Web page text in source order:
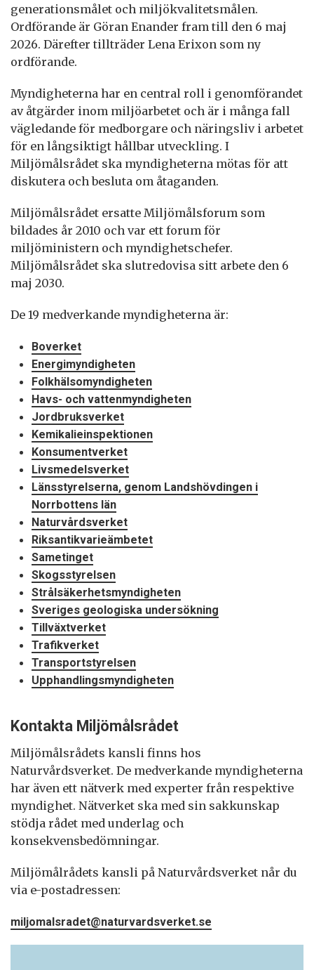
generationsmålet och miljökvalitetsmålen.
Ordförande är Göran Enander fram till den 6 maj
2026. Därefter tillträder Lena Erixon som ny
ordförande.
Myndigheterna har en central roll i genomförandet
av åtgärder inom miljöarbetet och är i många fall
vägledande för medborgare och näringsliv i arbetet
för en långsiktigt hållbar utveckling. I
Miljömålsrådet ska myndigheterna mötas för att
diskutera och besluta om åtaganden.
Miljömålsrådet ersatte Miljömålsforum som
bildades år 2010 och var ett forum för
miljöministern och myndighetschefer.
Miljömålsrådet ska slutredovisa sitt arbete den 6
maj 2030.
De 19 medverkande myndigheterna är:
Boverket
Energimyndigheten
Folkhälsomyndigheten
Havs- och vattenmyndigheten
Jordbruksverket
Kemikalieinspektionen
Konsumentverket
Livsmedelsverket
Länsstyrelserna, genom Landshövdingen i
Norrbottens län
Naturvårdsverket
Riksantikvarieämbetet
Sametinget
Skogsstyrelsen
Strålsäkerhetsmyndigheten
Sveriges geologiska undersökning
Tillväxtverket
Trafikverket
Transportstyrelsen
Upphandlingsmyndigheten
Kontakta Miljömålsrådet
Miljömålsrådets kansli finns hos
Naturvårdsverket. De medverkande myndigheterna
har även ett nätverk med experter från respektive
myndighet. Nätverket ska med sin sakkunskap
stödja rådet med underlag och
konsekvensbedömningar.
Miljömålrådets kansli på Naturvårdsverket når du
via e-postadressen:
miljomalsradet@naturvardsverket.se